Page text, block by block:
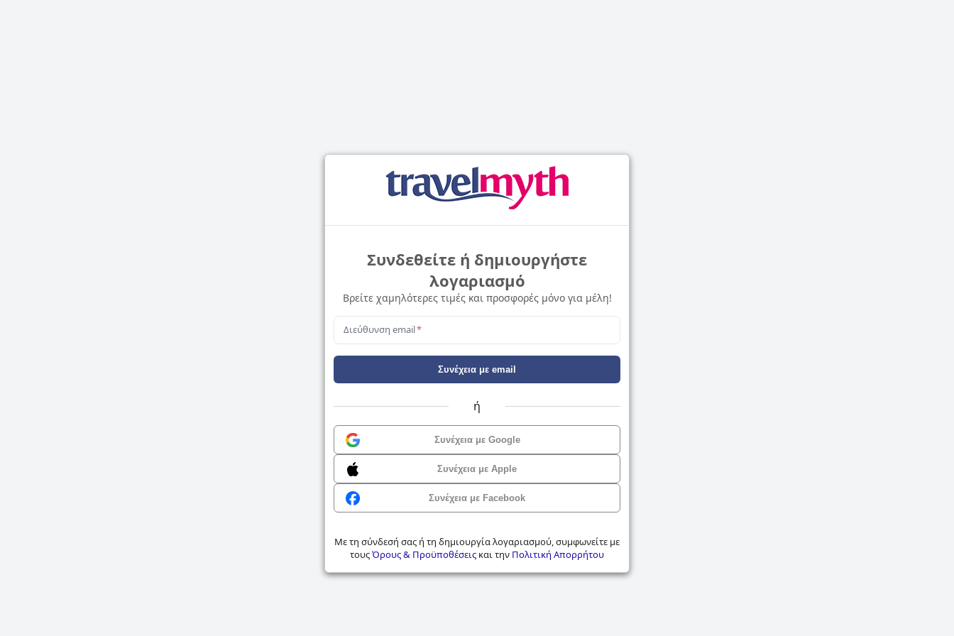
Συνδεθείτε ή δημιουργήστε
λογαριασμό
Βρείτε χαμηλότερες τιμές και προσφορές μόνο για μέλη!
Διεύθυνση email*
Συνέχεια με email
ή
Συνέχεια με Google
Συνέχεια με Apple
Συνέχεια με Facebook
Με τη σύνδεσή σας ή τη δημιουργία λογαριασμού, συμφωνείτε με
τουςΌρους & Προϋποθέσεις και την Πολιτική Απορρήτου